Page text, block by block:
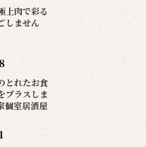
上肉で彩る
しません
とれたお食
プラスしま
個室居酒屋